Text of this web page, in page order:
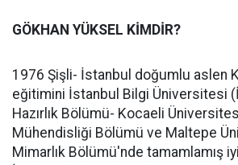
GÖKHAN YÜKSEL KİMDİR?
1976 Şişli- İstanbul doğumlu aslen
eğitimini İstanbul Bilgi Üniversitesi
Hazırlık Bölümü- Kocaeli
Mühendisliği Bölümü ve Maltepe
Mimarlık Bölümü'nde tamamlamış